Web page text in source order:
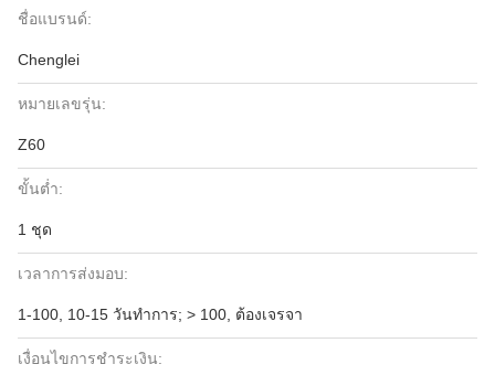
ชื่อแบรนด์:
Chenglei
หมายเลขรุ่น:
Z60
ขั้นต่ำ:
1 ชุด
เวลาการส่งมอบ:
1-100, 10-15 วันทําการ; > 100, ต้องเจรจา
เงื่อนไขการชำระเงิน: